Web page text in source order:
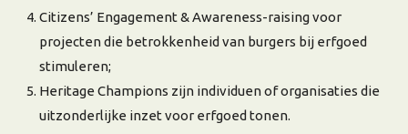
Citizens’ Engagement & Awareness-raisingvoor
projecten die betrokkenheid van burgers bij erfgoed
stimuleren;
Heritage Champions zijn individuen of organisaties die
uitzonderlijke inzet voor erfgoed tonen.